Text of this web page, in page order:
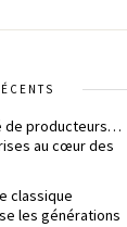
de producteurs…
au cœur des
classique
les générations